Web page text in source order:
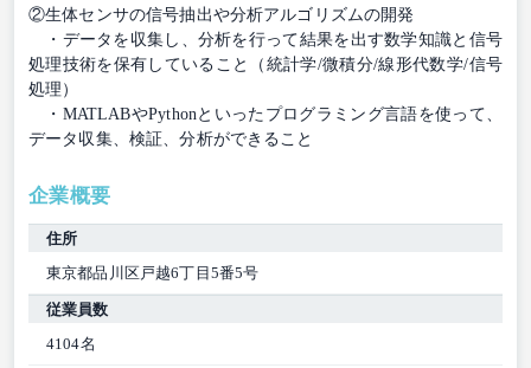
②生体センサの信号抽出や分析アルゴリズムの開発
・データを収集し、分析を行って結果を出す数学知識と信号
処理技術を保有していること（統計学/微積分/線形代数学/信号
処理）
・MATLABやPythonといったプログラミング言語を使って、
データ収集、検証、分析ができること
企業概要
住所
東京都品川区戸越6丁目5番5号
従業員数
4104名